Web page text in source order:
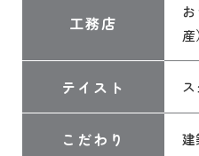
工務店
産）
テイスト
こだわり 建